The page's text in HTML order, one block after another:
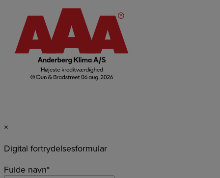
×
Digital fortrydelsesformular
Fulde navn*